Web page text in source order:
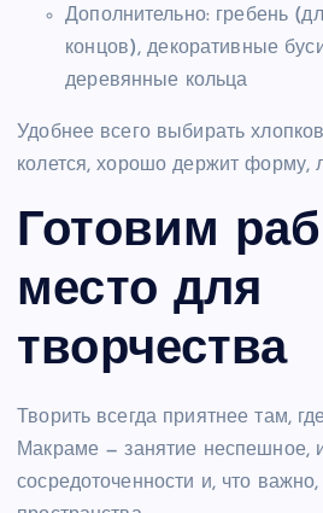
Дополнительно: гребень
концов), декоративные
деревянные кольца
Удобнее всего выбирать
колется, хорошо держит форму,
Готовим
место для
творчества
Творить всегда приятнее там,
Макраме — занятие неспешное,
сосредоточенности и, что